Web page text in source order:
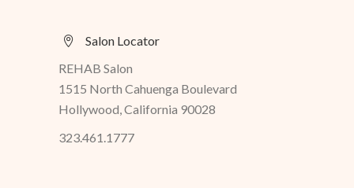
Salon Locator
REHAB Salon
1515 North Cahuenga Boulevard
Hollywood, California 90028
323.461.1777